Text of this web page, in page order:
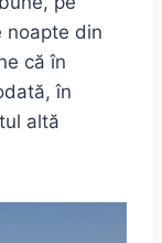
noapte din
că în
în
altă